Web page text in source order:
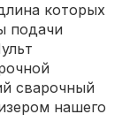
которых
подачи
сварочный
нашего